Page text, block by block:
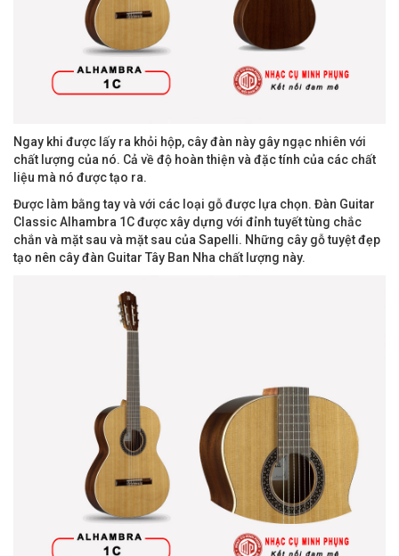
Ngay khi được lấy ra khỏi hộp, cây đàn này gây ngạc nhiên với
chất lượng của nó. Cả về độ hoàn thiện và đặc tính của các chất
liệu mà nó được tạo ra.
Được làm bằng tay và với các loại gỗ được lựa chọn. Đàn Guitar
Classic Alhambra 1C được xây dựng với đỉnh tuyết tùng chắc
chắn và mặt sau và mặt sau của Sapelli. Những cây gỗ tuyệt đẹp
tạo nên cây đàn Guitar Tây Ban Nha chất lượng này.